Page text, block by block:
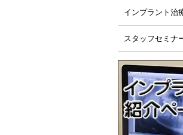
2021年06月
2019年09月
2019年08月
2017年12月
インプラント治
スタッフセミナ